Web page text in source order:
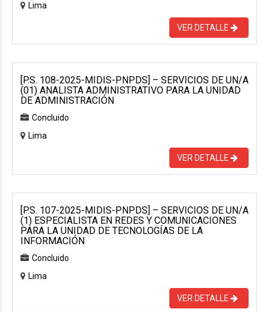
Lima
VER DETALLE
[P.S. 108-2025-MIDIS-PNPDS] – SERVICIOS DE UN/A
(01) ANALISTA ADMINISTRATIVO PARA LA UNIDAD
DE ADMINISTRACIÓN
Concluido
Lima
VER DETALLE
[P.S. 107-2025-MIDIS-PNPDS] – SERVICIOS DE UN/A
(1) ESPECIALISTA EN REDES Y COMUNICACIONES
PARA LA UNIDAD DE TECNOLOGÍAS DE LA
INFORMACIÓN
Concluido
Lima
VER DETALLE